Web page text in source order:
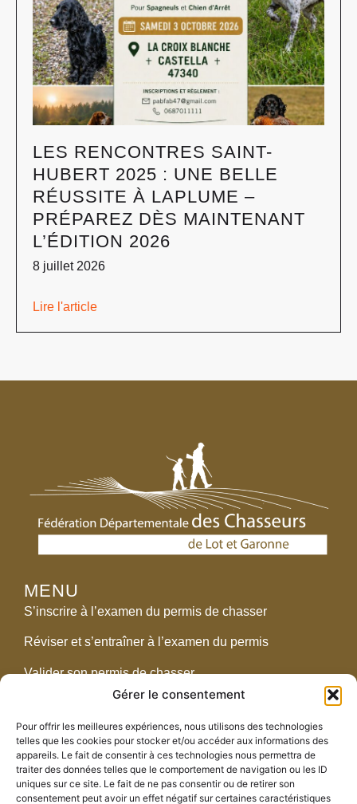
Gérer le consentement
Pour offrir les meilleures expériences, nous utilisons des technologies
telles que les cookies pour stocker et/ou accéder aux informations des
appareils. Le fait de consentir à ces technologies nous permettra de
traiter des données telles que le comportement de navigation ou les ID
uniques sur ce site. Le fait de ne pas consentir ou de retirer son
consentement peut avoir un effet négatif sur certaines caractéristiques
LES RENCONTRES SAINT-
HUBERT 2025 : UNE BELLE
RÉUSSITE À LAPLUME –
PRÉPAREZ DÈS MAINTENANT
L’ÉDITION 2026
8 juillet 2026
Lire l'article
MENU
S’inscrire à l’examen du permis de chasser
Réviser et s’entraîner à l’examen du permis
Valider son permis de chasser
CONTACT
2438 route de Pompogne – 47700 Fargues-sur-
Ourbise